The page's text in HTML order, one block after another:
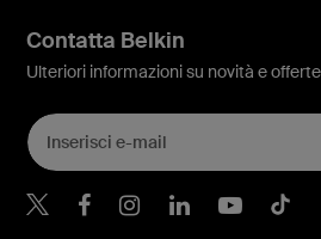
Contatta Belkin
Ulteriori informazioni su novità e offerte
Belkin Twitter
BelkinBelkinBelkin